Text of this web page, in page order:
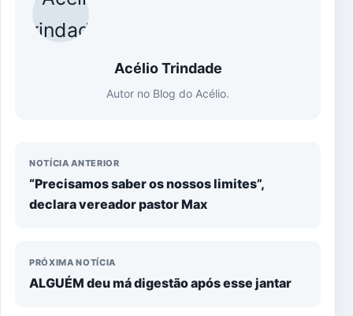
Acélio Trindade
Autor no Blog do Acélio.
NOTÍCIA ANTERIOR
“Precisamos saber os nossos limites”,
declara vereador pastor Max
PRÓXIMA NOTÍCIA
ALGUÉM deu má digestão após esse jantar